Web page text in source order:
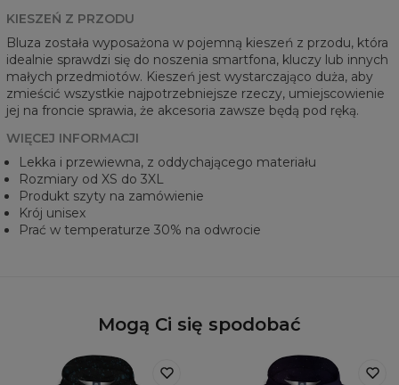
KIESZEŃ Z PRZODU
Bluza została wyposażona w pojemną kieszeń z przodu, która
idealnie sprawdzi się do noszenia smartfona, kluczy lub innych
małych przedmiotów. Kieszeń jest wystarczająco duża, aby
zmieścić wszystkie najpotrzebniejsze rzeczy, umiejscowienie
jej na froncie sprawia, że akcesoria zawsze będą pod ręką.
WIĘCEJ INFORMACJI
Lekka i przewiewna, z oddychającego materiału
Rozmiary od XS do 3XL
Produkt szyty na zamówienie
Krój unisex
Prać w temperaturze 30% na odwrocie
Mogą Ci się spodobać